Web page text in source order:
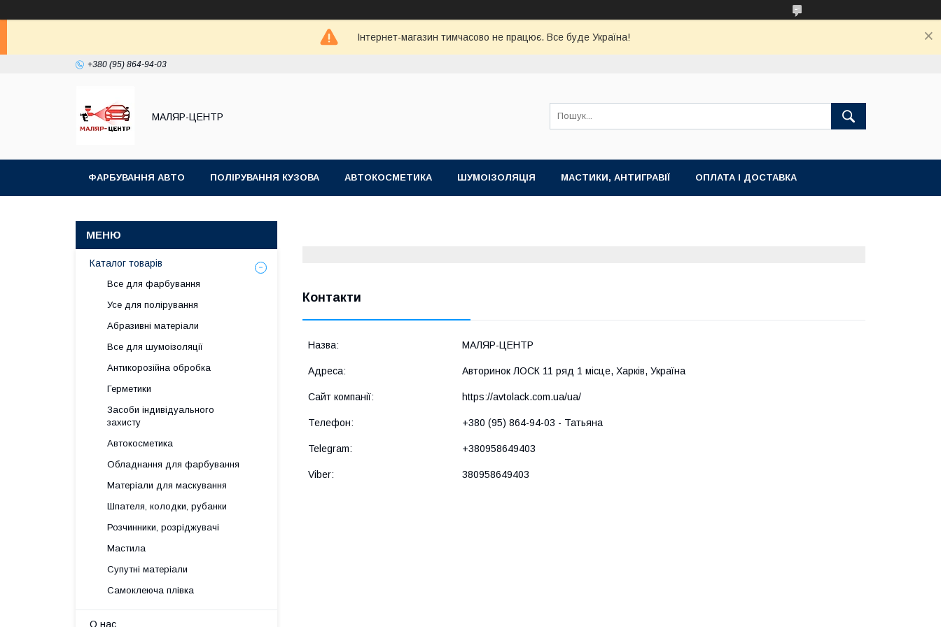
Інтернет-магазин тимчасово не працює. Все буде Україна!
+380 (95) 864-94-03
МАЛЯР-ЦЕНТР
ФАРБУВАННЯ АВТО ПОЛІРУВАННЯ КУЗОВА АВТОКОСМЕТИКА ШУМОІЗОЛЯЦІЯ МАСТИКИ, АНТИГРАВІЇ ОПЛАТА І ДОСТАВКА
Контакти
МАЛЯР-ЦЕНТР
Авторинок ЛОСК 11 ряд 1 місце, Харків, Україна
https://avtolack.com.ua/ua/
+380 (95) 864-94-03 Татьяна
+380958649403
380958649403
Каталог товарів
Все для фарбування
Усе для полірування
Абразивні матеріали
Все для шумоізоляції
Антикорозійна обробка
Герметики
Засоби індивідуального
захисту
Автокосметика
Обладнання для фарбування
Матеріали для маскування
Шпателя, колодки, рубанки
Розчинники, розріджувачі
Мастила
Супутні матеріали
Самоклеюча плівка
О нас